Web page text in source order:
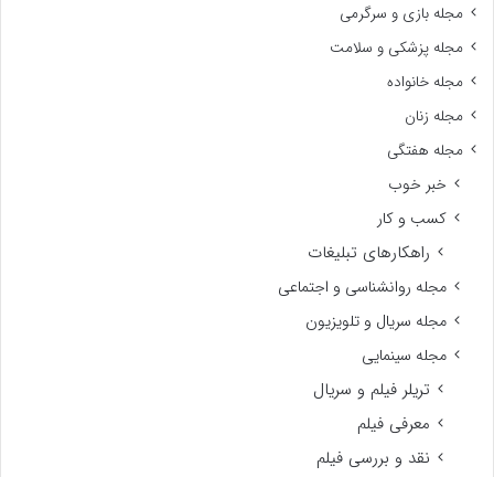
مجله بازی و سرگرمی
مجله پزشکی و سلامت
مجله خانواده
مجله زنان
مجله هفتگی
خبر خوب
کسب و کار
راهکارهای تبلیغات
مجله روانشناسی و اجتماعی
مجله سریال و تلویزیون
مجله سینمایی
تریلر فیلم و سریال
معرفی فیلم
نقد و بررسی فیلم